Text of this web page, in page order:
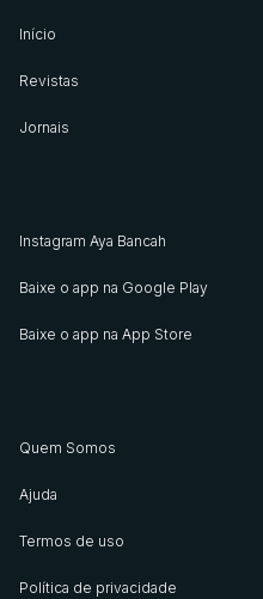
Início
Revistas
Jornais
Instagram Aya Bancah
Baixe o app na Google Play
Baixe o app na App Store
Quem Somos
Ajuda
Termos de uso
Política de privacidade